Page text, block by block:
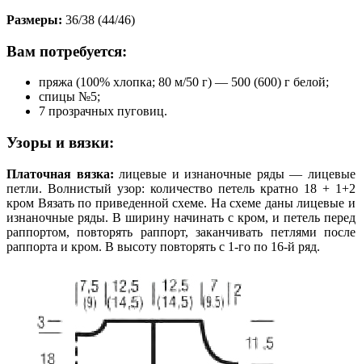
Размеры: 36/38 (44/46)
Вам потребуется:
пряжа (100% хлопка; 80 м/50 г) — 500 (600) г белой;
спицы №5;
7 прозрачных пуговиц.
Узоры и вязки:
Платочная вязка: лицевые и изнаночные ряды — лицевые
петли. Волнистый узор: количество петель кратно 18 + 1+2
кром Вязать по приведенной схеме. На схеме даны лицевые и
изнаночные ряды. В ширину начинать с кром, и петель перед
раппортом, повторять раппорт, заканчивать петлями после
раппорта и кром. В высоту повторять с 1-го по 16-й ряд.